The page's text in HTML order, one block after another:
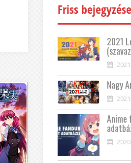
Friss
2021
Nagy
Anime